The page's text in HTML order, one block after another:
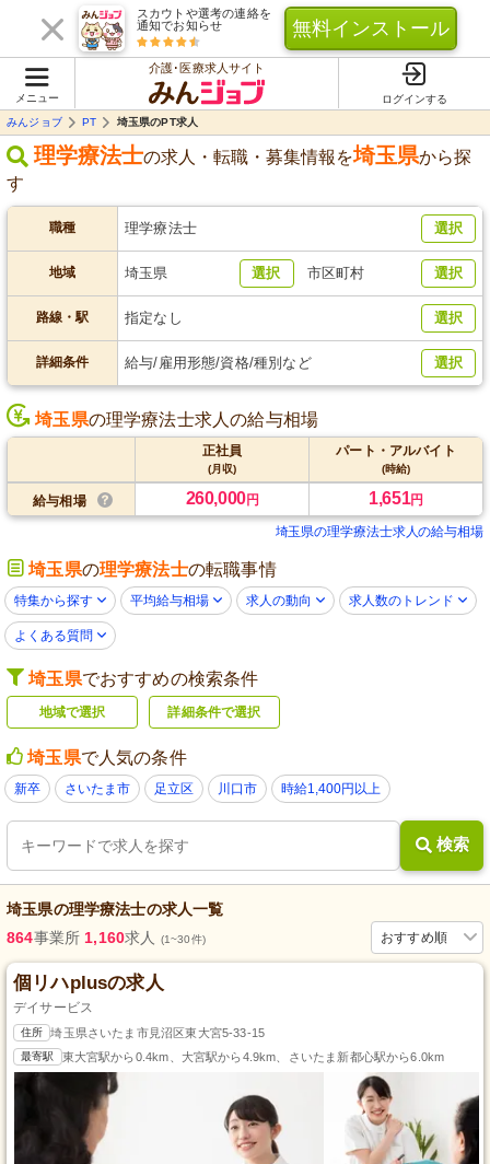
スカウトや選考の連絡を
通知でお知らせ
無料インストール
メニュー
介護･医療求人サイト
ログインする
みんジョブ
PT 埼玉県のPT求人
理学療法士の求人・転職・募集情報を埼玉県から探
す
職種 理学療法士 選択
地域 埼玉県 選択 市区町村 選択
路線・駅 指定なし 選択
詳細条件 給与/雇用形態/資格/種別など 選択
埼玉県の理学療法士求人の給与相場
正社員
(月収)
パート・アルバイト
(時給)
給与相場 260,000円 1,651円
埼玉県の理学療法士求人の給与相場
埼玉県の理学療法士の転職事情
特集から探す 平均給与相場 求人の動向 求人数のトレンド
よくある質問
埼玉県でおすすめの検索条件
地域で選択 詳細条件で選択
埼玉県で人気の条件
新卒 さいたま市 足立区 川口市 時給1,400円以上
検索
埼玉県の理学療法士の求人一覧
おすすめ順
864事業所 1,160求人 (1~30件)
個リハplusの求人
デイサービス
住所 埼玉県さいたま市見沼区東大宮5-33-15
最寄駅 東大宮駅から0.4km、大宮駅から4.9km、さいたま新都心駅から6.0km